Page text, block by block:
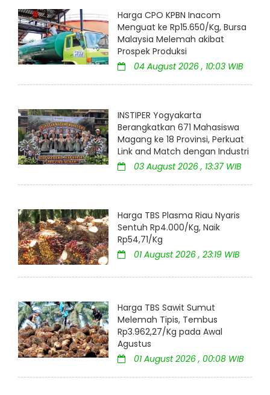
Harga CPO KPBN Inacom
Menguat ke Rp15.650/Kg, Bursa
Malaysia Melemah akibat
Prospek Produksi
04 August 2026 , 10:03 WIB
INSTIPER Yogyakarta
Berangkatkan 671 Mahasiswa
Magang ke 18 Provinsi, Perkuat
Link and Match dengan Industri
03 August 2026 , 13:37 WIB
Harga TBS Plasma Riau Nyaris
Sentuh Rp4.000/Kg, Naik
Rp54,71/Kg
01 August 2026 , 23:19 WIB
Harga TBS Sawit Sumut
Melemah Tipis, Tembus
Rp3.962,27/Kg pada Awal
Agustus
01 August 2026 , 00:08 WIB